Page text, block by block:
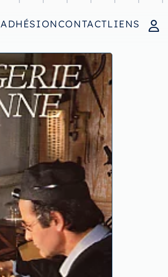
ADHÉSION CONTACTLIENS